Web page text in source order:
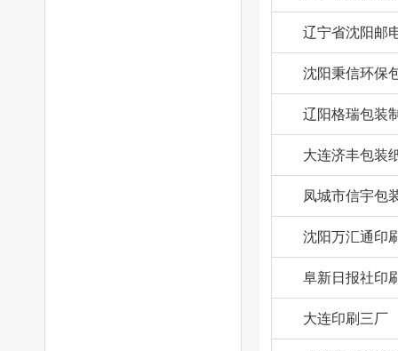
辽宁省沈阳邮
沈阳秉信环保
辽阳格瑞包装
大连济丰包装
凤城市信宇包
沈阳万汇通印
阜新日报社印
大连印刷三厂